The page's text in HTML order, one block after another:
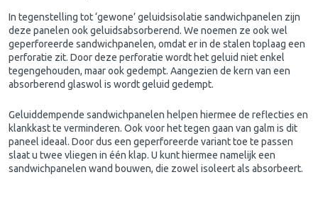
In tegenstelling tot ‘gewone’ geluidsisolatie sandwichpanelen zijn
deze panelen ook geluidsabsorberend. We noemen ze ook wel
geperforeerde sandwichpanelen, omdat er in de stalen toplaag een
perforatie zit. Door deze perforatie wordt het geluid niet enkel
tegengehouden, maar ook gedempt. Aangezien de kern van een
absorberend glaswol is wordt geluid gedempt.
Geluiddempende sandwichpanelen helpen hiermee de reflecties en
klankkast te verminderen. Ook voor het tegen gaan van galm is dit
paneel ideaal. Door dus een geperforeerde variant toe te passen
slaat u twee vliegen in één klap. U kunt hiermee namelijk een
sandwichpanelen wand bouwen, die zowel isoleert als absorbeert.